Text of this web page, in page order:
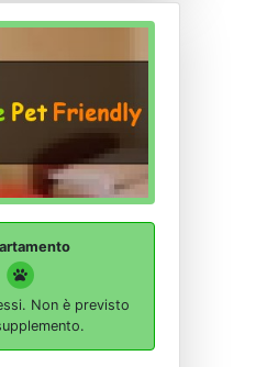
Non è previsto